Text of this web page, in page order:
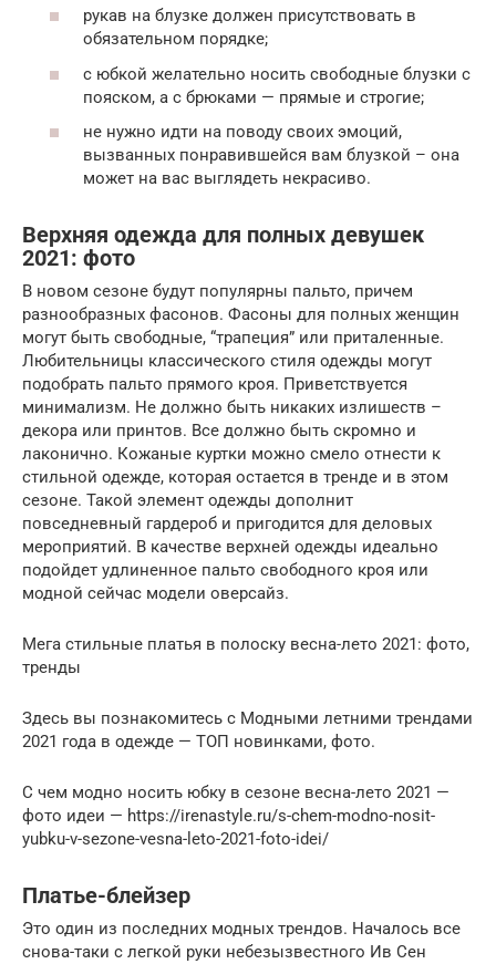
рукав на блузке должен присутствовать в
обязательном порядке;
с юбкой желательно носить свободные блузки с
пояском, а с брюками — прямые и строгие;
не нужно идти на поводу своих эмоций,
вызванных понравившейся вам блузкой – она
может на вас выглядеть некрасиво.
Верхняя одежда для полных девушек
2021: фото
В новом сезоне будут популярны пальто, причем
разнообразных фасонов. Фасоны для полных женщин
могут быть свободные, “трапеция” или приталенные.
Любительницы классического стиля одежды могут
подобрать пальто прямого кроя. Приветствуется
минимализм. Не должно быть никаких излишеств –
декора или принтов. Все должно быть скромно и
лаконично. Кожаные куртки можно смело отнести к
стильной одежде, которая остается в тренде и в этом
сезоне. Такой элемент одежды дополнит
повседневный гардероб и пригодится для деловых
мероприятий. В качестве верхней одежды идеально
подойдет удлиненное пальто свободного кроя или
модной сейчас модели оверсайз.
Мега стильные платья в полоску весна-лето 2021: фото,
тренды
Здесь вы познакомитесь с Модными летними трендами
2021 года в одежде — ТОП новинками, фото.
С чем модно носить юбку в сезоне весна-лето 2021 —
фото идеи — https://irenastyle.ru/s-chem-modno-nosit-
yubku-v-sezone-vesna-leto-2021-foto-idei/
Платье-блейзер
Это один из последних модных трендов. Началось все
снова-таки с легкой руки небезызвестного Ив Сен